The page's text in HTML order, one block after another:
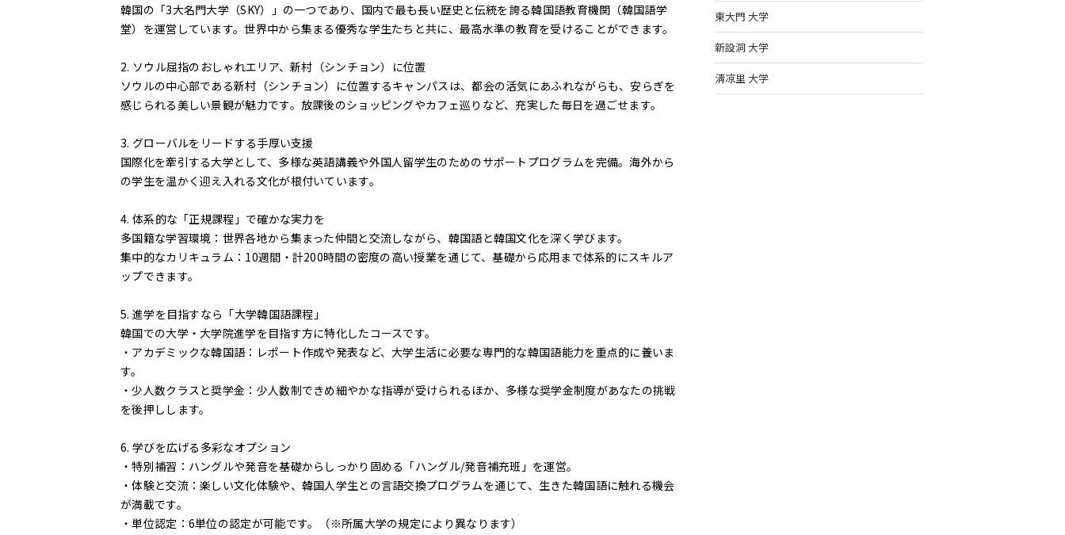
韓国の「3大名門大学（SKY）」の一つであり、国内で最も長い歴史と伝統を誇る韓国語教育機関（韓国語学
堂）を運営しています。世界中から集まる優秀な学生たちと共に、最高水準の教育を受けることができます。
2. ソウル屈指のおしゃれエリア、新村（シンチョン）に位置
ソウルの中心部である新村（シンチョン）に位置するキャンパスは、都会の活気にあふれながらも、安らぎを
感じられる美しい景観が魅力です。放課後のショッピングやカフェ巡りなど、充実した毎日を過ごせます。
3. グローバルをリードする手厚い支援
国際化を牽引する大学として、多様な英語講義や外国人留学生のためのサポートプログラムを完備。海外から
の学生を温かく迎え入れる文化が根付いています。
4. 体系的な「正規課程」で確かな実力を
多国籍な学習環境：世界各地から集まった仲間と交流しながら、韓国語と韓国文化を深く学びます。
集中的なカリキュラム：10週間・計200時間の密度の高い授業を通じて、基礎から応用まで体系的にスキルア
ップできます。
5. 進学を目指すなら「大学韓国語課程」
韓国での大学・大学院進学を目指す方に特化したコースです。
・アカデミックな韓国語：レポート作成や発表など、大学生活に必要な専門的な韓国語能力を重点的に養いま
す。
・少人数クラスと奨学金：少人数制できめ細やかな指導が受けられるほか、多様な奨学金制度があなたの挑戦
を後押しします。
6. 学びを広げる多彩なオプション
・特別補習：ハングルや発音を基礎からしっかり固める「ハングル/発音補充班」を運営。
・体験と交流：楽しい文化体験や、韓国人学生との言語交換プログラムを通じて、生きた韓国語に触れる機会
が満載です。
・単位認定：6単位の認定が可能です。（※所属大学の規定により異なります）
東大門 大学
新設洞 大学
淸凉里 大学